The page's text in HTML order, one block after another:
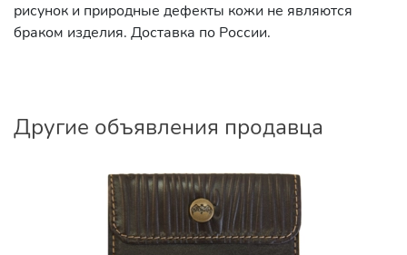
рисунок и природные дефекты кожи не являются
браком изделия. Доставка по России.
Другие объявления продавца